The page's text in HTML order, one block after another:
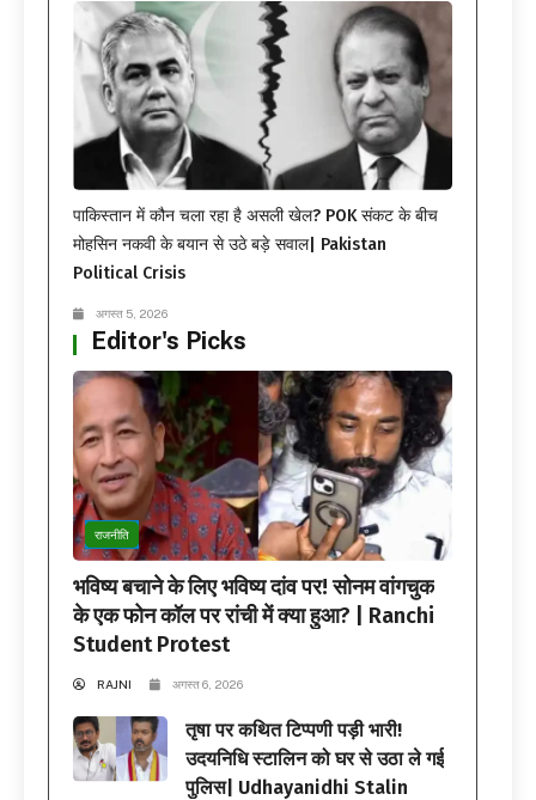
पाकिस्तान में कौन चला रहा है असली खेल? POK संकट के बीच
मोहसिन नकवी के बयान से उठे बड़े सवाल| Pakistan
Political Crisis
अगस्त 5, 2026
Editor's Picks
राजनीति
भविष्य बचाने के लिए भविष्य दांव पर! सोनम वांगचुक
के एक फोन कॉल पर रांची में क्या हुआ? | Ranchi
Student Protest
RAJNI अगस्त 6, 2026
तृषा पर कथित टिप्पणी पड़ी भारी!
उदयनिधि स्टालिन को घर से उठा ले गई
पुलिस| Udhayanidhi Stalin